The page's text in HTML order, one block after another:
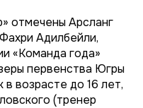
отмечены Арсланг
Адилбейли,
«Команда года»
первенства Югры
возрасте до 16 лет,
(тренер